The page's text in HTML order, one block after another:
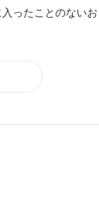
ったことのないお